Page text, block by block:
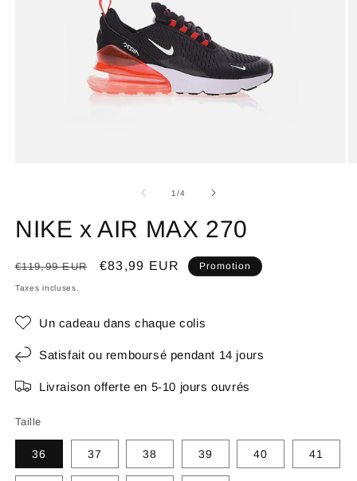
1/de
4
NIKE x AIR MAX 270
Prix
habituel
€119,99 EUR
Prix
€83,99 EUR Promotion
Taxes incluses.
Un cadeau dans chaque colis
Satisfait ou remboursé pendant 14 jours
Livraison offerte en 5-10 jours ouvrés
Taille
36 37 38 39 40 41